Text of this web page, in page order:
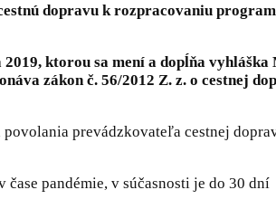
dopravu k rozpracovaniu
ktorou sa mení a dopĺňa
zákon č. 56/2012 Z. z. o cestnej
prevádzkovateľa cestnej
pandémie, v súčasnosti je do 30 dní